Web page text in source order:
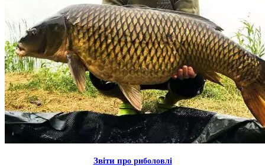
Звiти про риболовлi